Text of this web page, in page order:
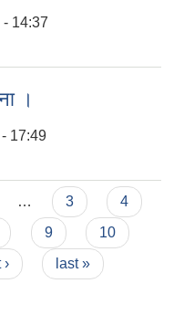
- 14:37
।
17:49
… 3
4
9
10
last »